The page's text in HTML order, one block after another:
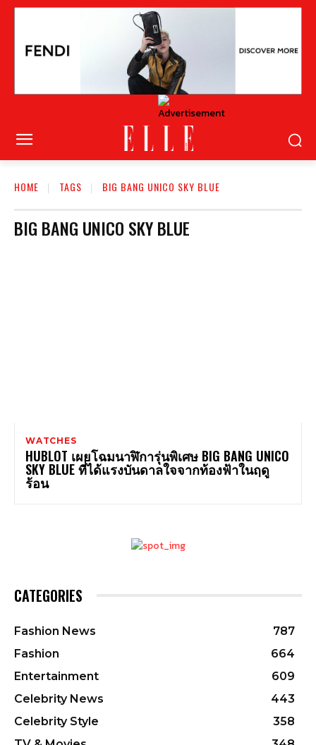
HOME TAGS BIG BANG UNICO SKY BLUE
BIG BANG UNICO SKY BLUE
WATCHES
HUBLOT เผยโฉมนาฬิการุ่นพิเศษ BIG BANG UNICO
SKY BLUE ที่ได้แรงบันดาลใจจากท้องฟ้าในฤดู
ร้อน
CATEGORIES
Fashion News
787
Fashion
664
Entertainment
609
Celebrity News
443
Celebrity Style
358